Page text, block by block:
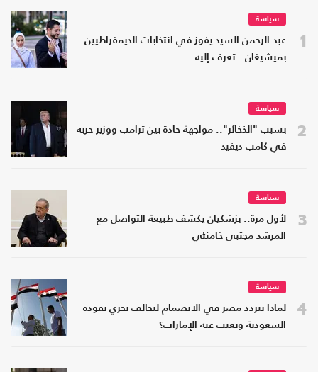
1
سياسة
عبد الرحمن السيد يفوز في انتخابات الديمقراطيين
بميشيغان.. تعرف إليه
2
سياسة
بسبب "الذخائر".. مواجهة حادة بين ترامب ووزير حربه
في كامب ديفيد
3
سياسة
لأول مرة.. بزشكيان يكشف طبيعة التواصل مع
المرشد مجتبى خامنئي
4
سياسة
لماذا تتردد مصر في الانضمام لتحالف بحري تقوده
السعودية وتغيب عنه الإمارات؟